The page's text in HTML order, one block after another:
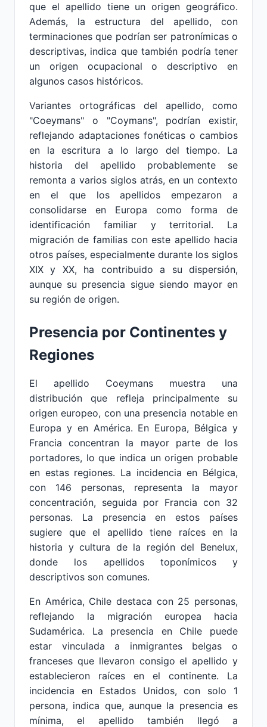
que el apellido tiene un origen geográfico.
Además, la estructura del apellido, con
terminaciones que podrían ser patronímicas o
descriptivas, indica que también podría tener
un origen ocupacional o descriptivo en
algunos casos históricos.
Variantes ortográficas del apellido, como
"Coeymans" o "Coymans", podrían existir,
reflejando adaptaciones fonéticas o cambios
en la escritura a lo largo del tiempo. La
historia del apellido probablemente se
remonta a varios siglos atrás, en un contexto
en el que los apellidos empezaron a
consolidarse en Europa como forma de
identificación familiar y territorial. La
migración de familias con este apellido hacia
otros países, especialmente durante los siglos
XIX y XX, ha contribuido a su dispersión,
aunque su presencia sigue siendo mayor en
su región de origen.
Presencia por Continentes y
Regiones
El apellido Coeymans muestra una
distribución que refleja principalmente su
origen europeo, con una presencia notable en
Europa y en América. En Europa, Bélgica y
Francia concentran la mayor parte de los
portadores, lo que indica un origen probable
en estas regiones. La incidencia en Bélgica,
con 146 personas, representa la mayor
concentración, seguida por Francia con 32
personas. La presencia en estos países
sugiere que el apellido tiene raíces en la
historia y cultura de la región del Benelux,
donde los apellidos toponímicos y
descriptivos son comunes.
En América, Chile destaca con 25 personas,
reflejando la migración europea hacia
Sudamérica. La presencia en Chile puede
estar vinculada a inmigrantes belgas o
franceses que llevaron consigo el apellido y
establecieron raíces en el continente. La
incidencia en Estados Unidos, con solo 1
persona, indica que, aunque la presencia es
mínima, el apellido también llegó a